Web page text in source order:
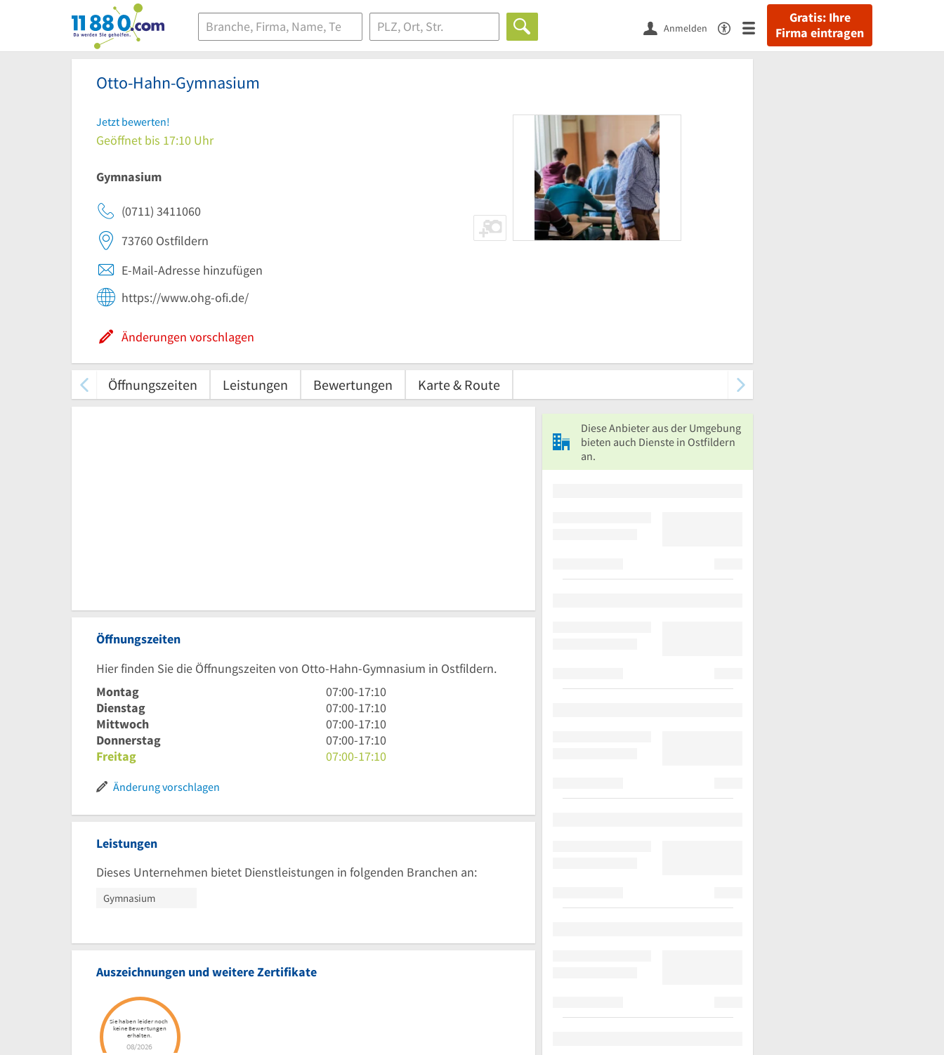
11880.com
Gratis: Ihre
Firma eintragen
Anmelden
Otto-Hahn-Gymnasium
Jetzt bewerten!
Geöffnet bis 17:10 Uhr
Gymnasium
(0711) 3411060
73760 Ostfildern
E-Mail-Adresse hinzufügen
https://www.ohg-ofi.de/
Änderungen vorschlagen
Öffnungszeiten Leistungen Bewertungen Karte & Route
Öffnungszeiten
Hier finden Sie die Öffnungszeiten von Otto-Hahn-Gymnasium in Ostfildern.
Montag
7
Uhr
bis
17
Uhr
07:00-17:10
Dienstag
7
Uhr
bis
17
07:00-17:10
Mittwoch
7
Uhr
bis
07:00-17:10
Donnerstag
7
Uhr
10
07:00-17:10
Freitag
7
Uhr
07:00-17:10
Änderung vorschlagen
Leistungen
Dieses Unternehmen bietet Dienstleistungen in folgenden Branchen an:
Gymnasium
Auszeichnungen und weitere Zertifikate
Diese Anbieter aus der Umgebung
bieten auch Dienste in Ostfildern
an.